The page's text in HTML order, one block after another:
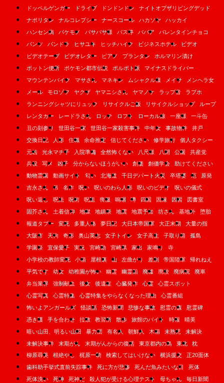
ドッペルゲンガー
ドライブ ドンドンドン
ナイトオブザリビングデッド
ナポリタン
ナルコレプシー ナースコール ハカソヤ
ハッカイ
ハンセン病
バケモノ バサバサ様 バス停 ババア
バレンタインチョコ
パンツ
パンドラ ヒサユキ ヒッチハイク ビジネスホテル
ビデオ
ビデオテープ
ビデオレター ピアノ プランタン
ホルマリン漬け
ボットン便所
ポケモン都市伝説 ポルポト派
マイナスドライバー
マウンテンバイク
マサさん マネキン ムシャクル様 メイサ
メンヘラ女
メール
モロゾフ ヤクザ ヤマニシさん ヤマノケ ラップ音
ラブホ
ランニングシャツにリュック
リサイクルご飯 リサイクルショップ
ループ
レンタカー
レードラさん ロッテ ロフト ローカル線 一座様
一斗缶
丑の刻参り
世田谷一家 世田谷一家殺害事件 中年女 事故物件
井戸
交換日記
人形 住職 余命推定 信じてください 修学旅行
個人タクシー
元凶
光永マチ子 入院準備 全然怖くない 八尺様 八開 公園
共産党
兵役
写メ 凶子 分からないほうがいい 創価 創価学会
助けてください
動物霊園
動画サイト 匂い 北海道 千日デパート火災 卒塔婆 厄
原発
吉永さん
吊 名作 呪い 呪いのわら人形 呪いのビデオ
呪いの儀式
呪い返し
呪法 呪術 呪詛 喪服 嗚咽 噂 四国 因縁 因習
図書室
固芥さん
土着信仰 地獄 地鎮祭 地震 地震予知 坊さん 基地外
堕胎
報道タブー
変死 多重人格 夢日記 大日本帝国軍 大正末期
大量の指
大阪市
天狗 奇形 奥山英志 女子トイレ 女子高生 子取り箱
孤島
学園祭
宜保愛子 実況 宮崎勤 宮崎県 家出 家鳴り
寺
小学校の教師変死
小箱 屋根裏 山 左曲がり 差別 帝国陸軍
帰れねえ
平気です
幼女 幼稚園が怖い 幽霊 幽霊船 廃墟 廃校 廃病院
廃車
弁当業界
強制献血 後女 後遺症 心臓発作 心霊
心霊スポット
心霊写真
心霊特集 心霊特集をやらなくなった理由
心霊番組
怖いよアンガールズ
怪談話 恐怖新聞 悲惨な事故 慰霊の森
慰霊碑
憑き護
手を合わせ 拉致 教習所 散歩 旅館のバイト 時報
晴美
暗い山田、明るい山田
暴力団 有名人 朝鮮人 木箱 未熟児
未解決
未解決事件
末期がん 末期がんからの復活 東京都内の島 東北
枕
柳原尋美
根絶やし 梶原一騎 検索してはいけない 横浜援交
正20面体
歯科助手挙式直前失踪事件
死に方が悲惨 死んだ魚みたいな目
死体
死体洗い
死神 死神だ 殺人犯が受ける心理テスト 母ちゃん
毎日新聞